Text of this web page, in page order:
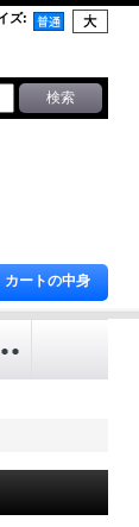
ズ:
カートの中身